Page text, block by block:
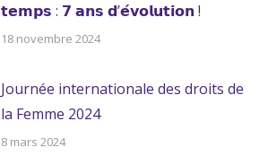
𝘁𝗲𝗺𝗽𝘀 : 𝟳 𝗮𝗻𝘀 𝗱’𝗲́𝘃𝗼𝗹𝘂𝘁𝗶𝗼𝗻 !
18 novembre 2024
Journée internationale des droits de
la Femme 2024
8 mars 2024